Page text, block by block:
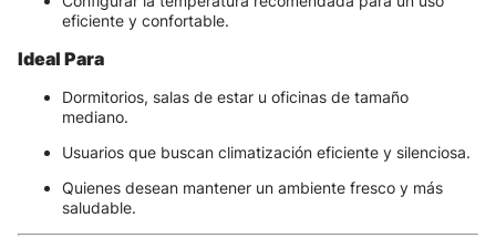
eficiente y confortable.
Ideal Para
Dormitorios, salas de estar u oficinas de tamaño
mediano.
Usuarios que buscan climatización eficiente y silenciosa.
Quienes desean mantener un ambiente fresco y más
saludable.